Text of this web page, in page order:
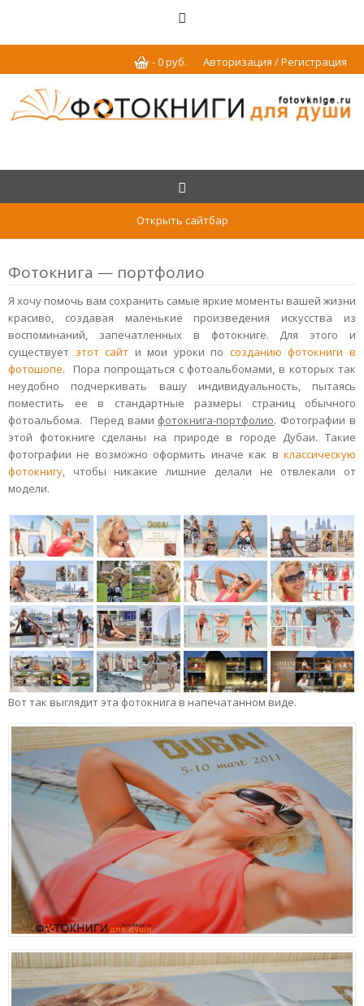
Авторизация / Регистрация
-0руб.
Открыть сайтбар
Фотокнига — портфолио
Я хочу помочь вам сохранить самые яркие моменты вашей жизни
красиво, создавая маленькие произведения искусства из
воспоминаний, запечатленных в фотокниге. Для этого и
существует этот сайт и мои уроки по созданию фотокниги в
фотошопе. Пора попрощаться с фотоальбомами, в которых так
неудобно подчеркивать вашу индивидуальность, пытаясь
поместить ее в стандартные размеры страниц обычного
фотоальбома. Перед вами фотокнига-портфолио. Фотографии в
этой фотокниге сделаны на природе в городе Дубаи. Такие
фотографии не возможно оформить иначе как в классическую
фотокнигу, чтобы никакие лишние делали не отвлекали от
модели.
Вот так выглядит эта фотокнига в напечатанном виде.